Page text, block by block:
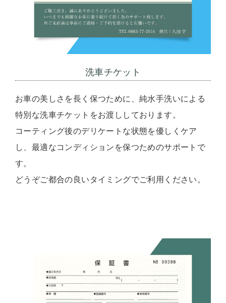
洗車チケット
お車の美しさを長く保つために、純水手洗いによる
特別な洗車チケットをお渡ししております。
コーティング後のデリケートな状態を優しくケア
し、最適なコンディションを保つためのサポートで
す。
どうぞご都合の良いタイミングでご利用ください。